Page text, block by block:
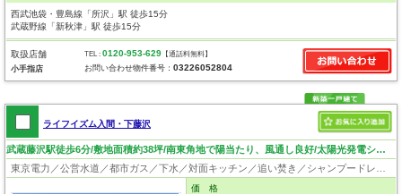
西武池袋・豊島線「所沢」駅 徒歩15分
武蔵野線「新秋津」駅 徒歩15分
取扱店舗
小手指店
TEL :0120-953-629 【通話料無料】
お問い合わせ物件番号：03226052804
ライフイズム入間・下藤沢
武蔵藤沢駅徒歩6分/敷地面積約38坪/南東角地で陽当たり、風通し良好/太陽光発電システム
価 格